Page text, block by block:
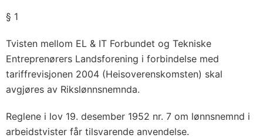
§ 1
Tvisten mellom EL & IT Forbundet og Tekniske
Entreprenørers Landsforening i forbindelse med
tariffrevisjonen 2004 (Heisoverenskomsten) skal
avgjøres av Rikslønnsnemnda.
Reglene i lov 19. desember 1952 nr. 7 om lønnsnemnd i
arbeidstvister får tilsvarende anvendelse.